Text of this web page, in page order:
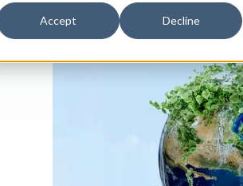
Accept Decline